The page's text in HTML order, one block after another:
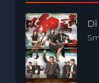
Dĩ